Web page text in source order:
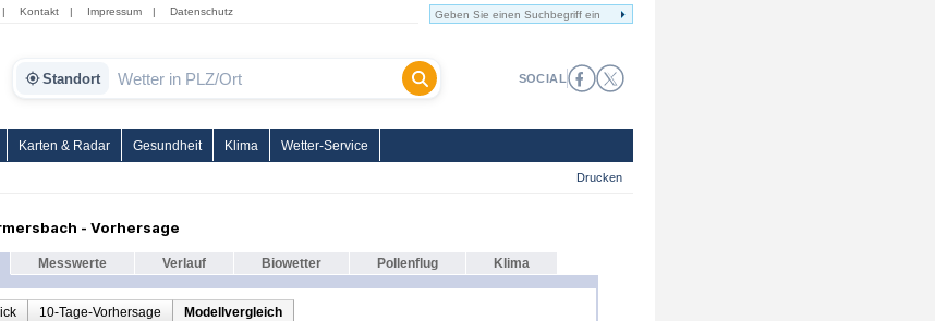
| Kontakt | Impressum | Datenschutz
Standort SOCIAL
Karten & Radar Gesundheit Klima Wetter-Service
Drucken
- Vorhersage
Messwerte Verlauf Biowetter Pollenflug Klima
10-Tage-Vorhersage Modellvergleich